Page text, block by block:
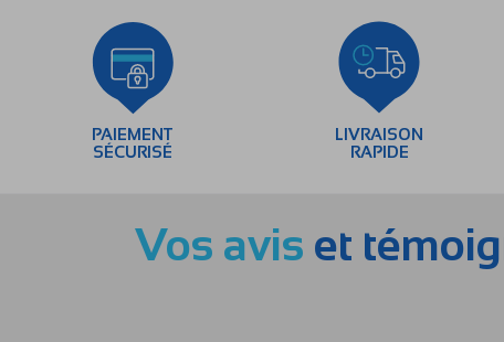
PAIEMENT
SÉCURISÉ
LIVRAISON
RAPIDE
Vos avis et